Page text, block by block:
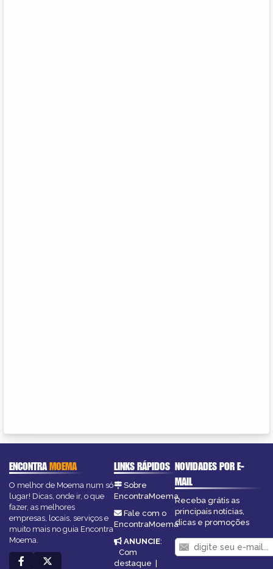
ENCONTRAMOEMA
O melhor de Moema num só
lugar! Dicas, onde ir, o que
fazer, as melhores
empresas, locais, serviços e
muito mais no guia Encontra
Moema.
LINKS RÁPIDOS
Sobre
EncontraMoema
Fale com o
EncontraMoema
ANUNCIE:
Com
destaque
NOVIDADES POR E-
MAIL
Receba grátis as
principais notícias,
dicas e promoções